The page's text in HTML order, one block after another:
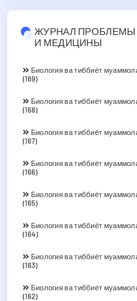
ЖУРНАЛ
И МЕДИЦИНЫ
Биология ва тиббиёт
(169)
Биология ва тиббиёт
(168)
Биология ва тиббиёт
(167)
Биология ва тиббиёт
(166)
Биология ва тиббиёт
(165)
Биология ва тиббиёт
(164)
Биология ва тиббиёт
(163)
Биология ва тиббиёт
(162)